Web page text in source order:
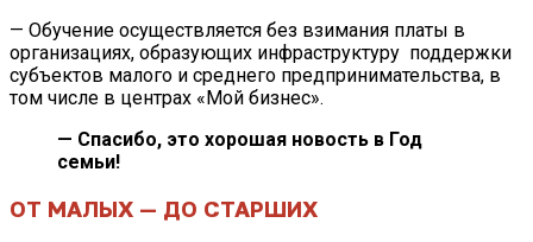
— Обучение осуществляется без взимания платы в
организациях, образующих инфраструктуру поддержки
субъектов малого и среднего предпринимательства, в
том числе в центрах «Мой бизнес».
— Спасибо, это хорошая новость в Год
семьи!
ОТ МАЛЫХ — ДО СТАРШИХ